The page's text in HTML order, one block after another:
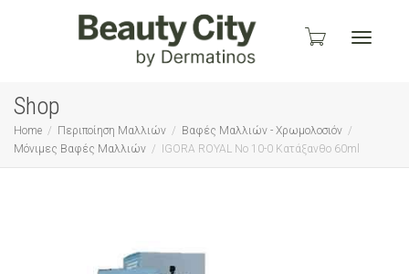
Shop
Home Περιποίηση Μαλλιών
Βαφές Μαλλιών - Χρωμολοσιόν
Μόνιμες Βαφές Μαλλιών
IGORA ROYAL No 10-0 Κατάξανθο 60ml